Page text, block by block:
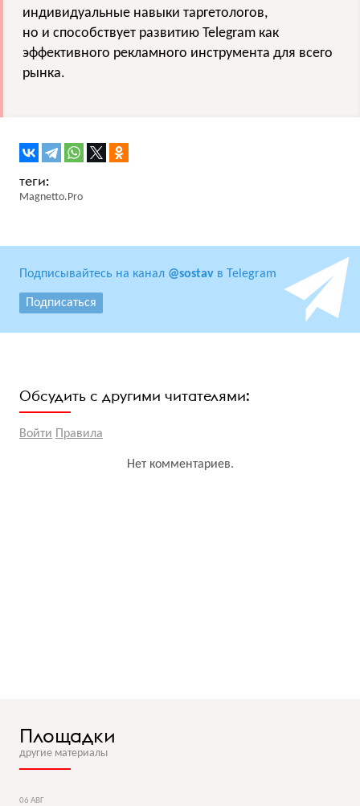
индивидуальные навыки таргетологов,
но и способствует развитию Telegram как
эффективного рекламного инструмента для всего
рынка.
Magnetto.Pro
Подписывайтесь на канал @sostav в Telegram
Подписаться
Обсудить с другими читателями:
Войти Правила
Нет комментариев.
Площадки
другие материалы
06 АВГ